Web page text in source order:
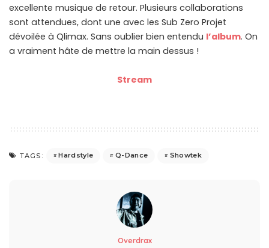
excellente musique de retour. Plusieurs collaborations
sont attendues, dont une avec les Sub Zero Projet
dévoilée à Qlimax. Sans oublier bien entendu l’album. On
a vraiment hâte de mettre la main dessus !
Stream
TAGS: Hardstyle Q-Dance Showtek
Overdrax